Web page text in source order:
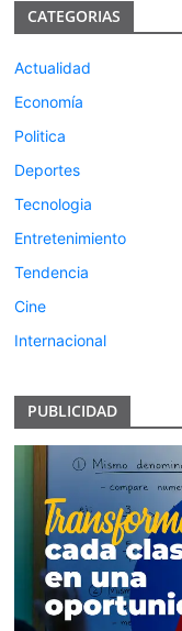
CATEGORIAS
Actualidad
Economía
Politica
Deportes
Tecnologia
Entretenimiento
Tendencia
Cine
Internacional
PUBLICIDAD